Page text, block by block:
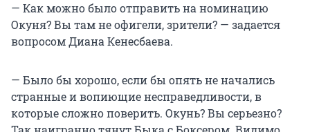
— Как можно было отправить на номинацию
Окуня? Вы там не офигели, зрители? — задается
вопросом Диана Кенесбаева.
— Было бы хорошо, если бы опять не начались
странные и вопиющие несправедливости, в
которые сложно поверить. Окунь? Вы серьезно?